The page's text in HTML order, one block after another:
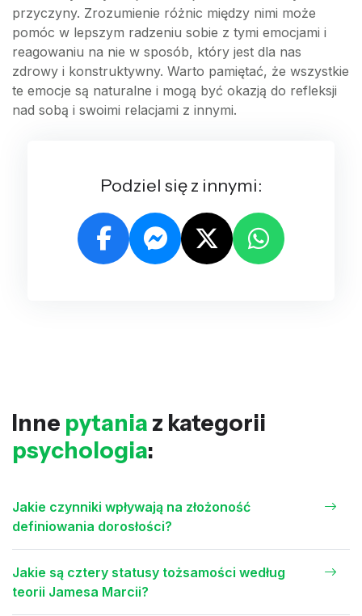
przyczyny. Zrozumienie różnic między nimi może
pomóc w lepszym radzeniu sobie z tymi emocjami i
reagowaniu na nie w sposób, który jest dla nas
zdrowy i konstruktywny. Warto pamiętać, że wszystkie
te emocje są naturalne i mogą być okazją do refleksji
nad sobą i swoimi relacjami z innymi.
Podziel się z innymi:
Inne pytania z kategorii
psychologia:
Jakie czynniki wpływają na złożoność
definiowania dorosłości?
Jakie są cztery statusy tożsamości według
teorii Jamesa Marcii?